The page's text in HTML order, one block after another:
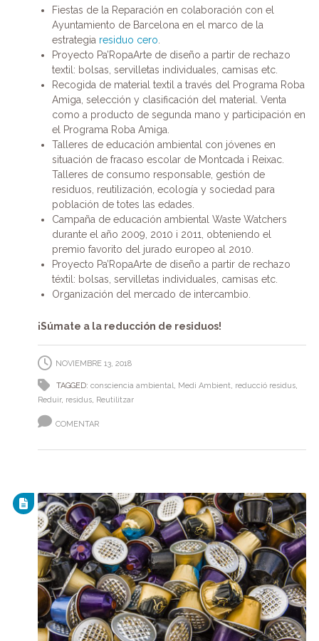
Fiestas de la Reparación en colaboración con el
Ayuntamiento de Barcelona en el marco de la
estrategia residuo cero
Proyecto Pa’RopaArte de diseño a partir de rechazo
textil: bolsas, servilletas individuales, camisas etc.
Recogida de material textil a través del Programa Roba
Amiga, selección y clasificación del material. Venta
como a producto de segunda mano y participación en
el Programa Roba Amiga.
Talleres de educación ambiental con jóvenes en
situación de fracaso escolar de Montcada i Reixac.
Talleres de consumo responsable, gestión de
residuos, reutilización, ecología y sociedad para
población de totes las edades.
Campaña de educación ambiental Waste Watchers
durante el año 2009, 2010 i 2011, obteniendo el
premio favorito del jurado europeo al 2010.
Proyecto Pa’RopaArte de diseño a partir de rechazo
téxtil: bolsas, servilletas individuales, camisas etc.
Organización del mercado de intercambio.
¡Súmate a la reducción de residuos!
NOVIEMBRE 13, 2018
TAGGED: consciencia ambiental, Medi Ambient, reducció residus,
Reduir, residus, Reutilitzar
COMENTAR